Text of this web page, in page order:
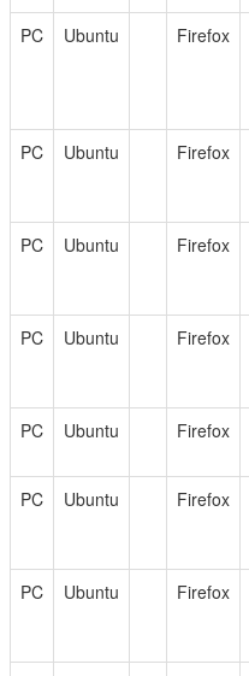
PC
Ubuntu Firefox
PC
Ubuntu Firefox
PC
Ubuntu Firefox
PC
Ubuntu Firefox
PC
Ubuntu Firefox
PC
Ubuntu Firefox
PC
Ubuntu Firefox